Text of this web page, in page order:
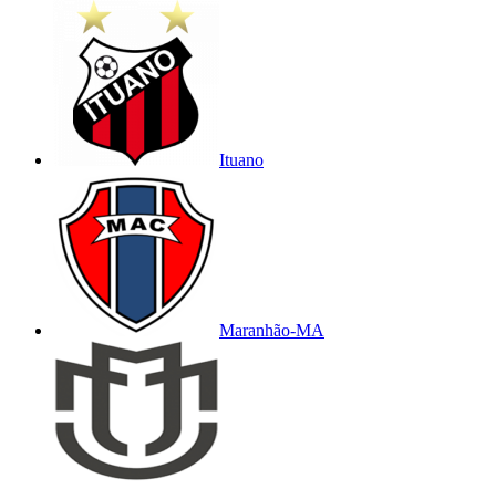
Ituano
Maranhão-MA